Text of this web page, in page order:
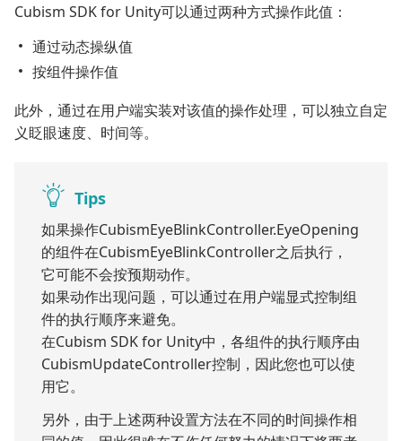
Cubism SDK for Unity可以通过两种方式操作此值：
通过动态操纵值
按组件操作值
此外，通过在用户端实装对该值的操作处理，可以独立自定
义眨眼速度、时间等。
Tips
如果操作CubismEyeBlinkController.EyeOpening
的组件在CubismEyeBlinkController之后执行，
它可能不会按预期动作。
如果动作出现问题，可以通过在用户端显式控制组
件的执行顺序来避免。
在Cubism SDK for Unity中，各组件的执行顺序由
CubismUpdateController控制，因此您也可以使
用它。
另外，由于上述两种设置方法在不同的时间操作相